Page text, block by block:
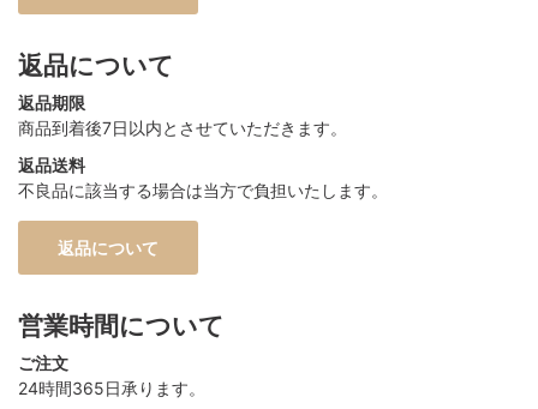
返品について
返品期限
商品到着後7日以内とさせていただきます。
返品送料
不良品に該当する場合は当方で負担いたします。
返品について
営業時間について
ご注文
24時間365日承ります。